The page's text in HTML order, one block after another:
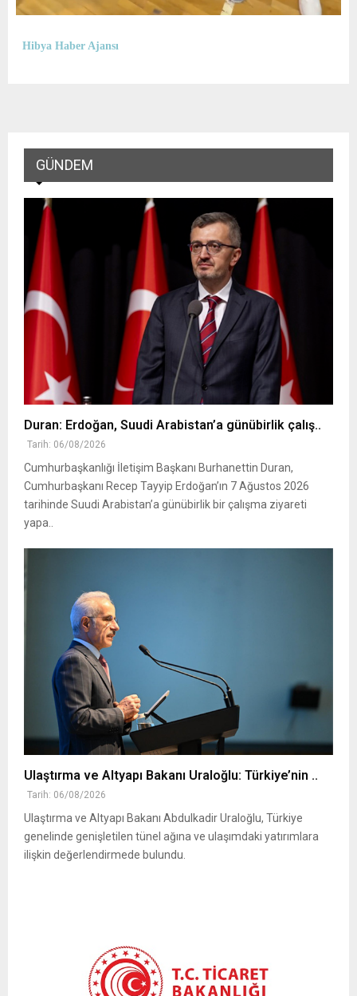
Hibya Haber Ajansı
GÜNDEM
Duran: Erdoğan, Suudi Arabistan’a günübirlik çalış..
Tarih: 06/08/2026
Cumhurbaşkanlığı İletişim Başkanı Burhanettin Duran,
Cumhurbaşkanı Recep Tayyip Erdoğan’ın 7 Ağustos 2026
tarihinde Suudi Arabistan’a günübirlik bir çalışma ziyareti
yapa..
Ulaştırma ve Altyapı Bakanı Uraloğlu: Türkiye’nin ..
Tarih: 06/08/2026
Ulaştırma ve Altyapı Bakanı Abdulkadir Uraloğlu, Türkiye
genelinde genişletilen tünel ağına ve ulaşımdaki yatırımlara
ilişkin değerlendirmede bulundu.